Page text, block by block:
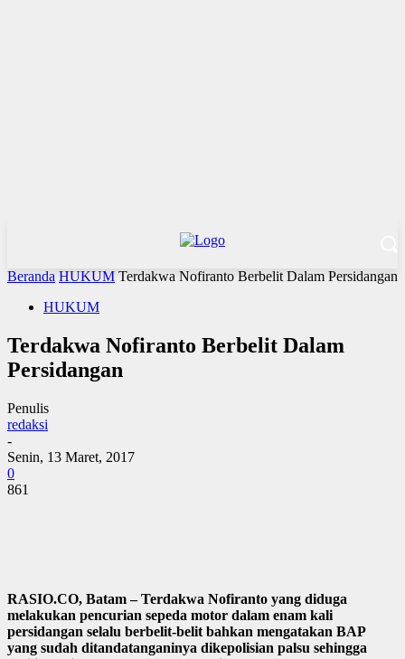
Beranda HUKUM Terdakwa Nofiranto Berbelit Dalam Persidangan
HUKUM
Terdakwa Nofiranto Berbelit Dalam
Persidangan
Penulis
redaksi
-
Senin, 13 Maret, 2017
0
861
RASIO.CO, Batam – Terdakwa Nofiranto yang diduga
melakukan pencurian sepeda motor dalam enam kali
persidangan selalu berbelit-belit bahkan mengatakan BAP
yang sudah ditandatanganinya dikepolisian palsu sehingga